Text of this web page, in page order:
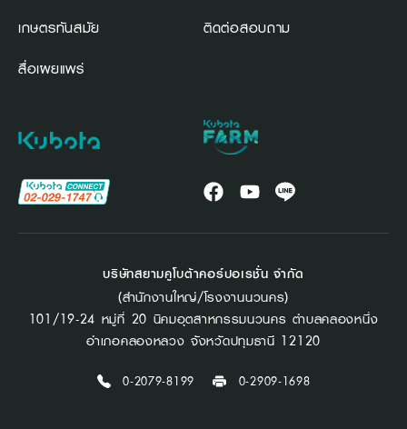
เกษตรทันสมัย
สื่อเผยแพร่
ติดต่อสอบถาม
บริษัทสยามคูโบต้าคอร์ปอเรชั่น จำกัด
(สำนักงานใหญ่/โรงงานนวนคร)
101/19-24 หมู่ที่ 20 นิคมอุตสาหกรรมนวนคร ตำบลคลองหนึ่ง
อำเภอคลองหลวง จังหวัดปทุมธานี 12120
0-2079-8199 0-2909-1698